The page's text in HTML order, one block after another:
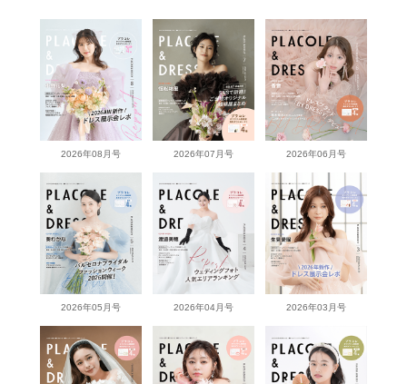
2026年08月号 2026年07月号 2026年06月号
2026年05月号 2026年04月号 2026年03月号